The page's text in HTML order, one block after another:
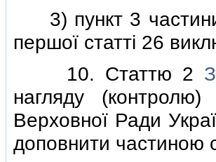
3) пункт 3 частини
першої статтi 26
10. Статтю 2
нагляду
Верховної Ради
доповнити частиною